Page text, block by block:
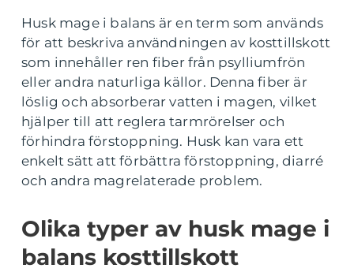
Husk mage i balans är en term som används
för att beskriva användningen av kosttillskott
som innehåller ren fiber från psylliumfrön
eller andra naturliga källor. Denna fiber är
löslig och absorberar vatten i magen, vilket
hjälper till att reglera tarmrörelser och
förhindra förstoppning. Husk kan vara ett
enkelt sätt att förbättra förstoppning, diarré
och andra magrelaterade problem.
Olika typer av husk mage i
balans kosttillskott